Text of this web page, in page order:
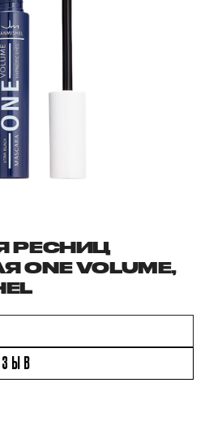
РЕСНИЦ
VOLUME,